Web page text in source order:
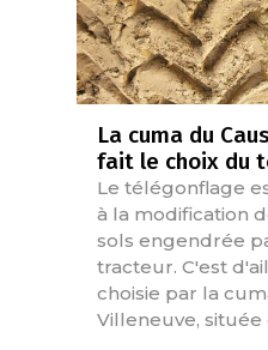
La cuma du
fait le choix du
Le télégonflage
à la modification
sols engendrée
tracteur. C'est
choisie par la
Villeneuve, située